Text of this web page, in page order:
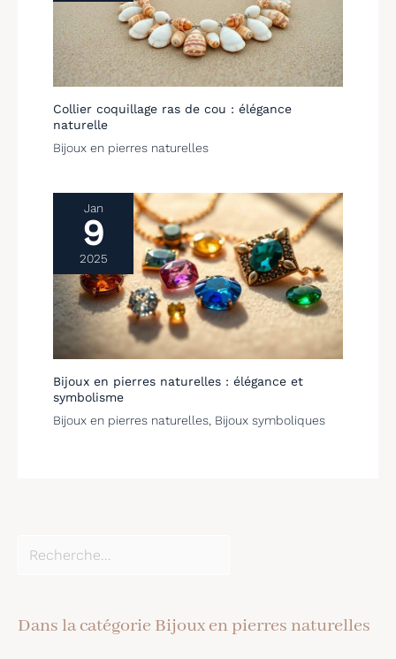
vous fournira une
solution satisfaisante
dans les 24 heures.
Collier coquillage ras de cou : élégance
naturelle
Bijoux en pierres naturelles
Jan
9
2025
Bijoux en pierres naturelles : élégance et
symbolisme
Bijoux en pierres naturelles Bijoux symboliques
Dans la catégorie Bijoux en pierres naturelles